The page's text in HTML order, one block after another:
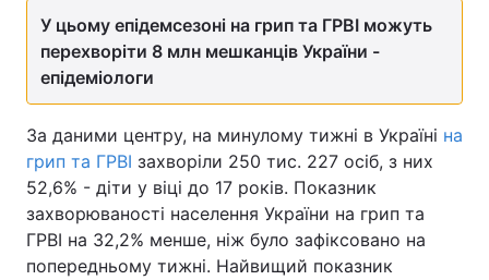
Економіка Світ
Спорт
Зброя Інциденти
Здоров'я Туризм
Цікавинки Погода
У цьому епідемсезоні на грип та ГРВІ можуть
перехворіти 8 млн мешканців України -
епідеміологи
За даними центру, на минулому тижні в Україні на
грип та ГРВІ захворіли 250 тис. 227 осіб, з них
52,6% - діти у віці до 17 років. Показник
захворюваності населення України на грип та
ГРВІ на 32,2% менше, ніж було зафіксовано на
попередньому тижні. Найвищий показник